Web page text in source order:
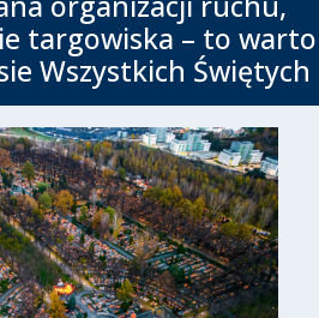
targowiska – to warto
Wszystkich Świętych